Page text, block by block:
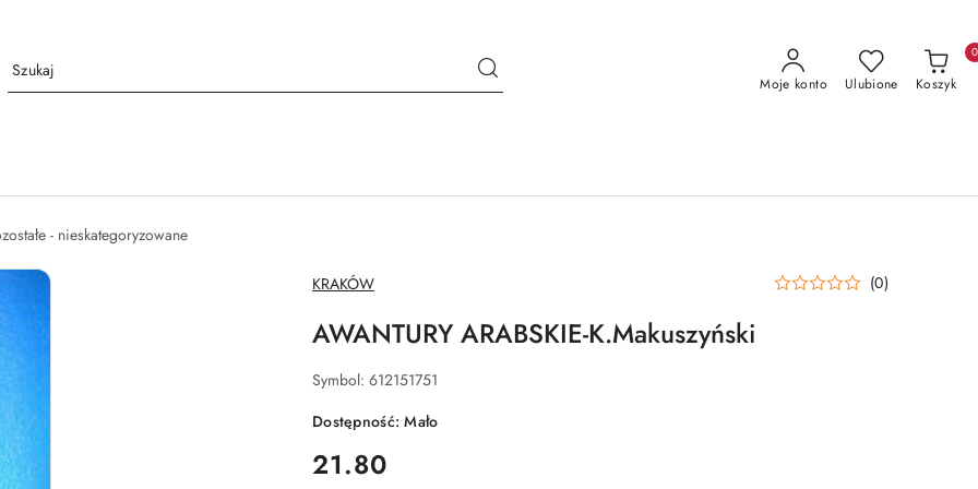
Moje konto Ulubione Koszyk
0
- nieskategoryzowane
NAZWA
PRODUCENTA:
KRAKÓW (0)
AWANTURY ARABSKIE-K.Makuszyński
Symbol: 612151751
Dostępność:Mało
cena:
21.80